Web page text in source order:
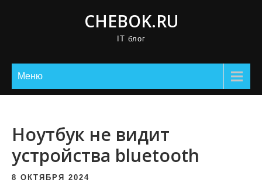
CHEBOK.RU
IT блог
Меню
Ноутбук не видит
устройства bluetooth
8 ОКТЯБРЯ 2024